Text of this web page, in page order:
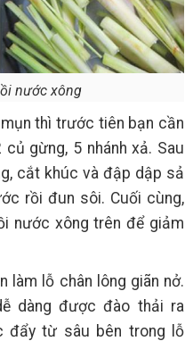
nước xông
thì trước tiên bạn cần
gừng, 5 nhánh xả. Sau
cắt khúc và đập dập sả
rồi đun sôi. Cuối cùng,
nước xông trên để giảm
làm lỗ chân lông giãn nở.
dàng được đào thải ra
đẩy từ sâu bên trong lỗ